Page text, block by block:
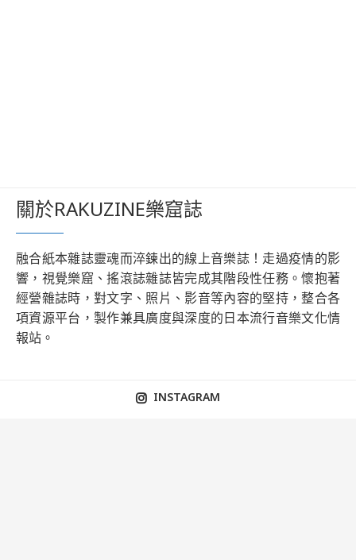
關於RAKUZINE樂窟誌
融合紙本雜誌靈魂而淬鍊出的線上音樂誌！走過疫情的影
響，視覺樂窟、搖滾誌雜誌皆完成其階段性任務。懷抱著
經營雜誌時，對文字、照片、影音等內容的堅持，整合各
項資源平台，製作兼具廣度與深度的日本流行音樂文化情
報站。
INSTAGRAM